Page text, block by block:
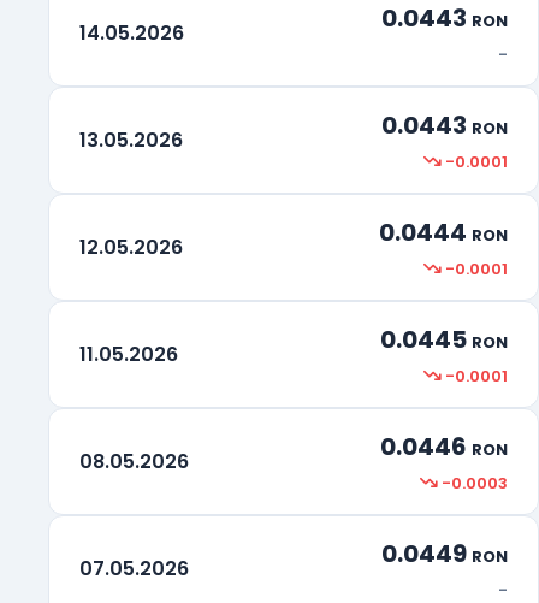
14.05.2026 0.0443 RON
-
13.05.2026 0.0443 RON
-0.0001
12.05.2026 0.0444 RON
-0.0001
11.05.2026 0.0445 RON
-0.0001
08.05.2026 0.0446 RON
-0.0003
07.05.2026 0.0449 RON
-